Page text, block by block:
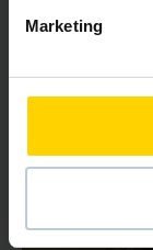
Marketing